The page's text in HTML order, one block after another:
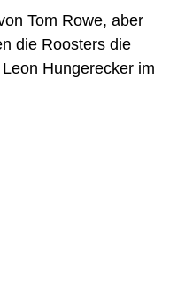
Tom Rowe, aber
die Roosters die
Hungerecker im